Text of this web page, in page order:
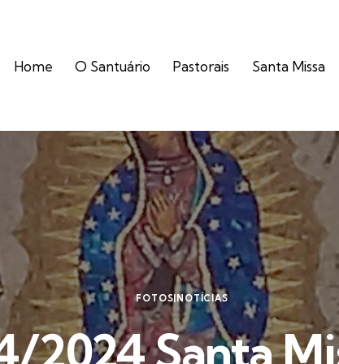
Home O Santuário Pastorais Santa Missa
FOTOS|NOTÍCIAS
2024 Santa